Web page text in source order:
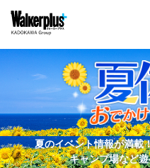
夏のイベント情報が満載
キャンプ場など